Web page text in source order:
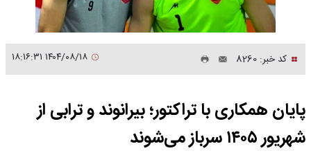
کد خبر: 8260
پایان همکاری با تراکتور؛ بیرانوند و ترابی از
شهریور ۱۴۰۵ سرباز می‌شوند